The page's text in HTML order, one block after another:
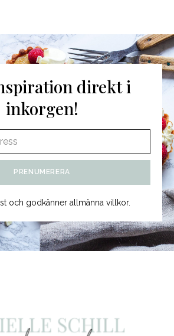
direkt i
inkorgen!
och godkänner allmänna villkor.